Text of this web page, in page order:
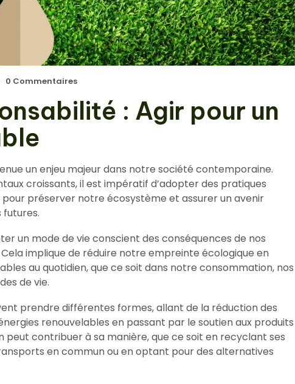
0 Commentaires
: Agir pour un
un enjeu majeur dans notre société contemporaine.
croissants, il est impératif d’adopter des pratiques
préserver notre écosystème et assurer un avenir
un mode de vie conscient des conséquences de nos
implique de réduire notre empreinte écologique en
au quotidien, que ce soit dans notre consommation, nos
de vie.
prendre différentes formes, allant de la réduction des
renouvelables en passant par le soutien aux produits
peut contribuer à sa manière, que ce soit en recyclant ses
en commun ou en optant pour des alternatives